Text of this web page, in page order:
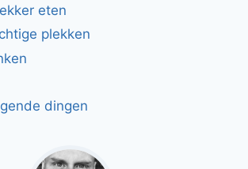
eten
plekken
dingen